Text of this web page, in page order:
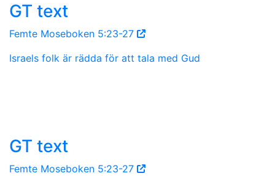
GT text
Femte Moseboken 5:23-27
Israels folk är rädda för att tala med Gud
GT text
Femte Moseboken 5:23-27